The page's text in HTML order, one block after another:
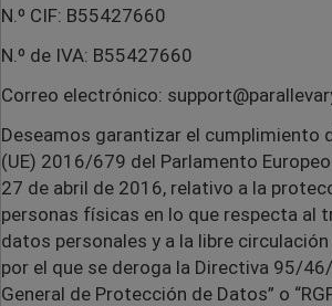
N.º CIF: B55427660
N.º de IVA: B55427660
Correo electrónico:
Deseamos garantizar el cumplimiento
(UE) 2016/679 del Parlamento
27 de abril de 2016, relativo a la
personas físicas en lo que respecta al
datos personales y a la libre
por el que se deroga la Directiva 95/
General de Protección de Datos” o